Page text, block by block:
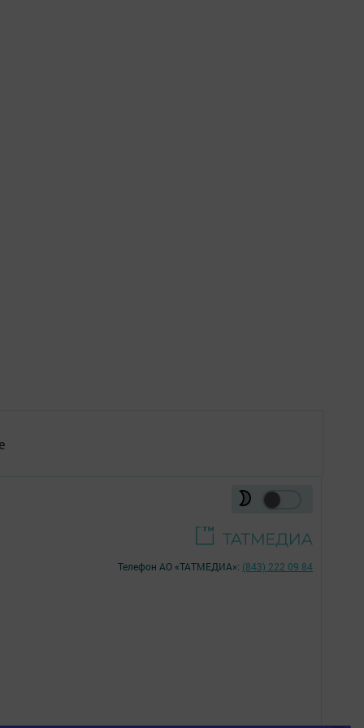
Телефон АО «ТАТМЕДИА»: (843) 222 09 84